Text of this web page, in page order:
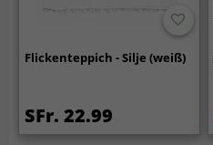
Flickenteppich - Silje (weiß)
SFr. 22.99